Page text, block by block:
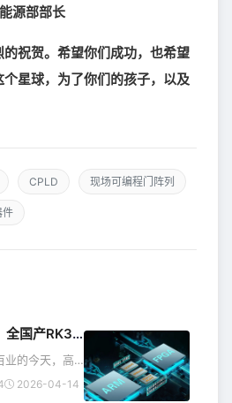
源部部长
祝贺。希望你们成功，也希望
星球，为了你们的孩子，以及
CPLD 现场可编程门阵列
件
产RK3588 + FPGA平台，解锁
业的今天，高
控的嵌入式AI
核心驱动
2026-04-14